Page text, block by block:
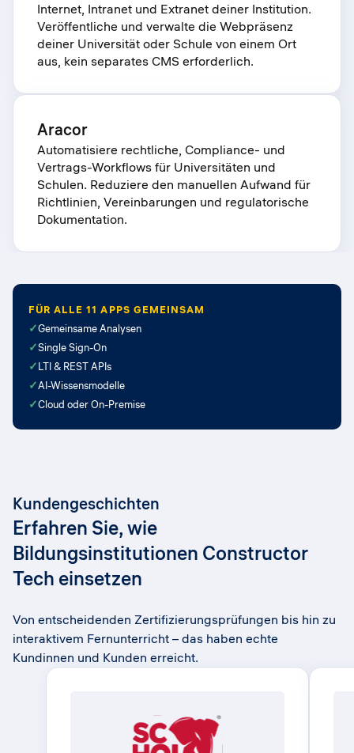
Internet, Intranet und Extranet deiner Institution.
Veröffentliche und verwalte die Webpräsenz
deiner Universität oder Schule von einem Ort
aus, kein separates CMS erforderlich.
Aracor
Automatisiere rechtliche, Compliance- und
Vertrags-Workflows für Universitäten und
Schulen. Reduziere den manuellen Aufwand für
Richtlinien, Vereinbarungen und regulatorische
Dokumentation.
FÜR ALLE 11 APPS GEMEINSAM
✓Gemeinsame Analysen
✓Single Sign-On
✓LTI & REST APIs
✓AI-Wissensmodelle
✓Cloud oder On-Premise
Kundengeschichten
Erfahren Sie, wie
Bildungsinstitutionen Constructor
Tech einsetzen
Von entscheidenden Zertifizierungsprüfungen bis hin zu
interaktivem Fernunterricht – das haben echte
Kundinnen und Kunden erreicht.